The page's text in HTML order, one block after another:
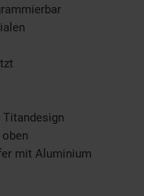
mit Aluminium